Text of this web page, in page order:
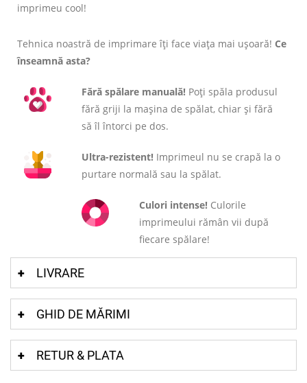
imprimeu cool!
Tehnica noastră de imprimare îți face viața mai ușoară! Ce
înseamnă asta?
Fără spălare manuală! Poți spăla produsul
fără griji la mașina de spălat, chiar și fără
să îl întorci pe dos.
Ultra-rezistent! Imprimeul nu se crapă la o
purtare normală sau la spălat.
Culori intense! Culorile
imprimeului rămân vii după
fiecare spălare!
LIVRARE
GHID DE MĂRIMI
RETUR & PLATA